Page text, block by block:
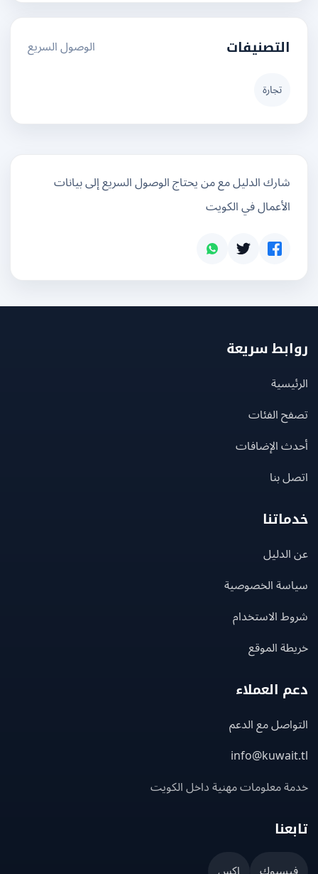
التصنيفات الوصول السريع
شارك الدليل مع من يحتاج الوصول السريع إلى بيانات
الأعمال في الكويت
سريعة
الفئات
الإضافات
بنا
الخصوصية
الاستخدام
الموقع
العملاء
مع الدعم
معلومات مهنية داخل الكويت